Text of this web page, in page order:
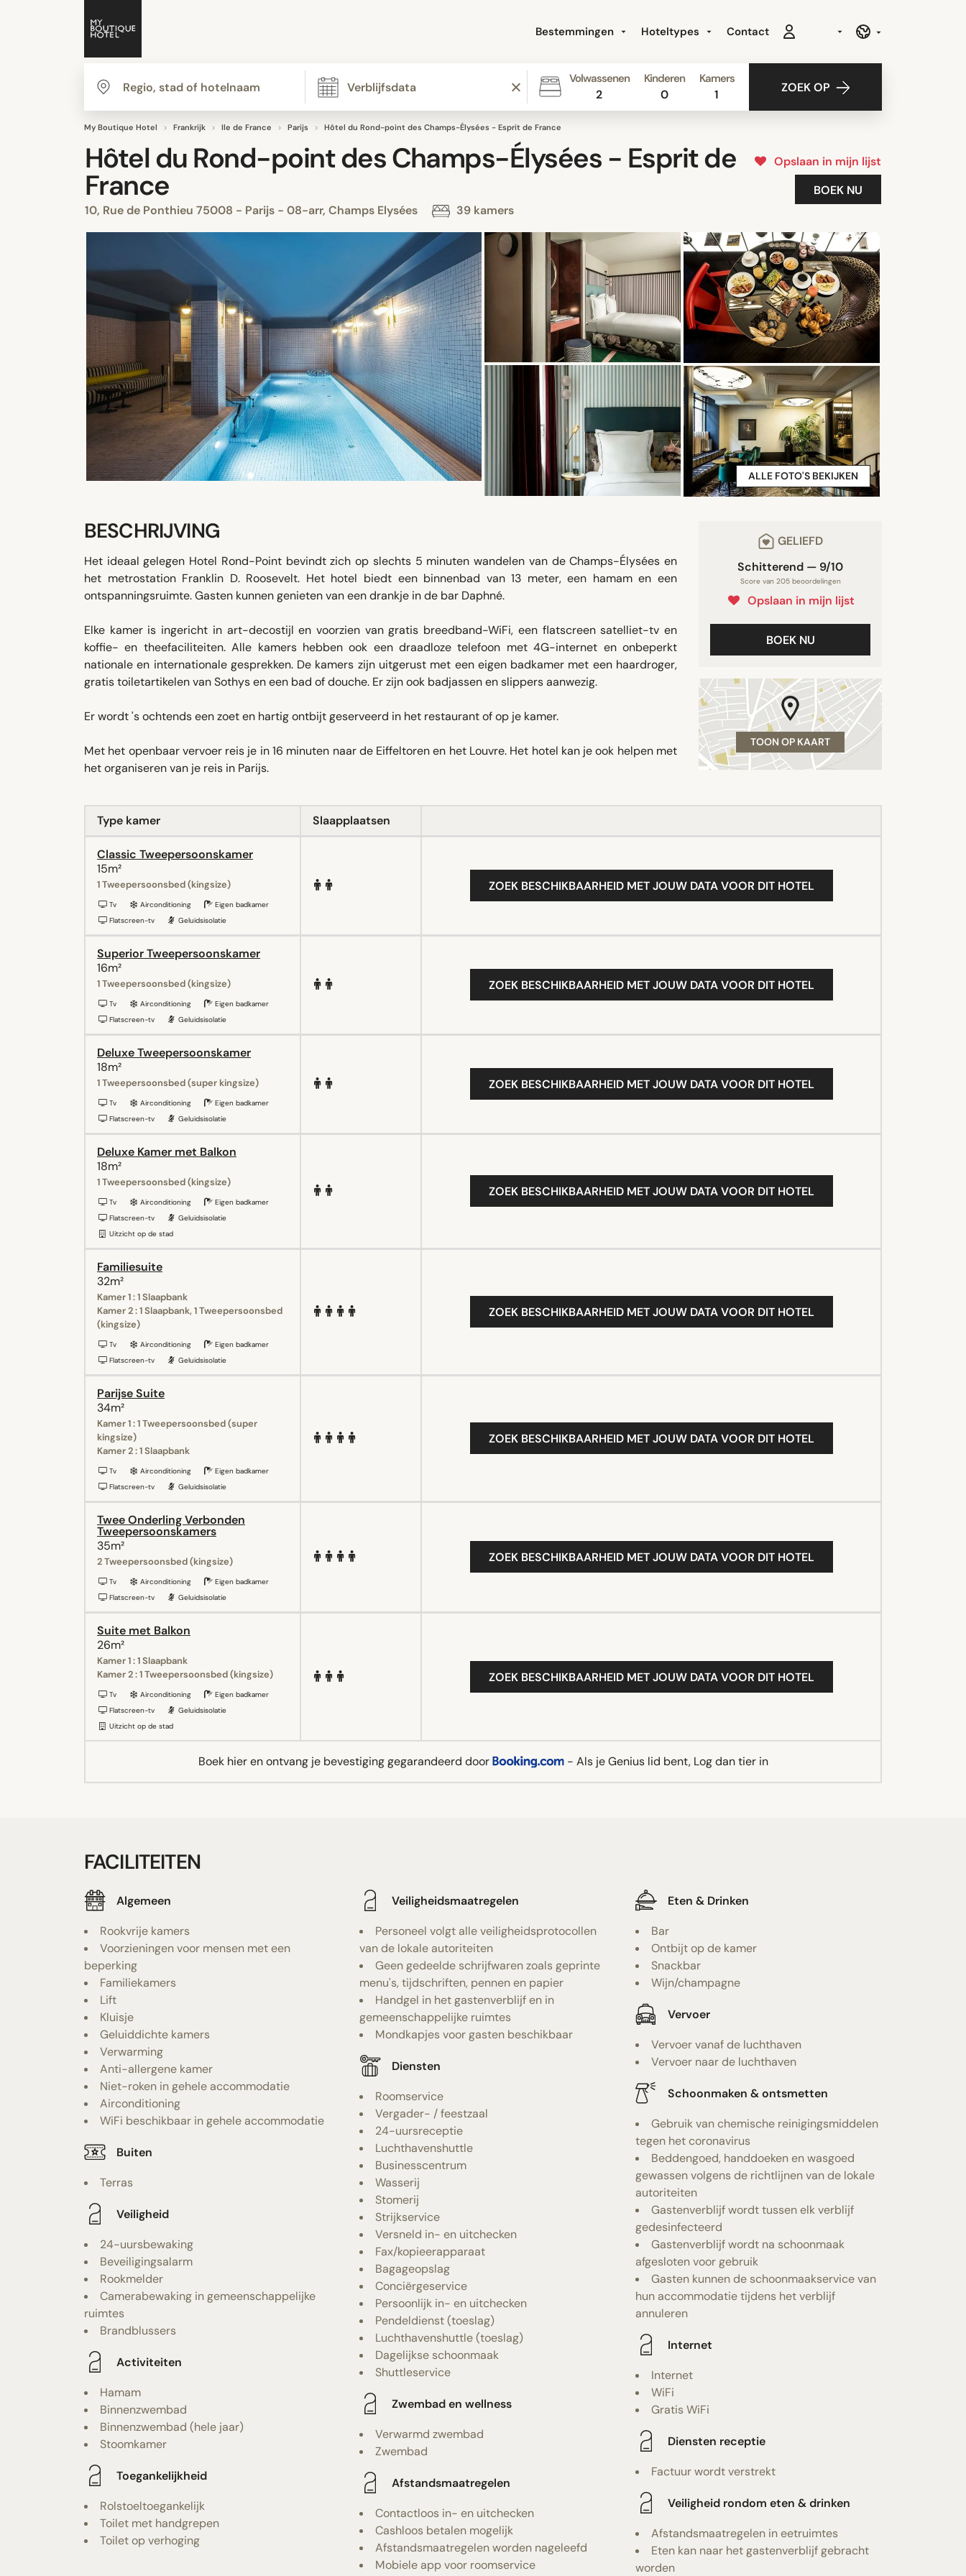
Bestemmingen Hoteltypes Contact
Volwassenen
2
Kinderen
0
Kamers
1 ZOEK OP
My Boutique Hotel Frankrijk Ile de France Parijs Hôtel du Rond-point des Champs-Élysées - Esprit de France
Hôtel du Rond-point des Champs-Élysées - Esprit de
France
10, Rue de Ponthieu 75008 - Parijs - 08-arr, Champs Elysées 39 kamers
Opslaan in mijn lijst
BOEK NU
ALLE FOTO'S BEKIJKEN
GELIEFD
Schitterend — 9/10
Score van 205 beoordelingen
Opslaan in mijn lijst
BOEK NU
TOON OP KAART
BESCHRIJVING
Het ideaal gelegen Hotel Rond-Point bevindt zich op slechts 5 minuten wandelen van de Champs-Élysées en
het metrostation Franklin D. Roosevelt. Het hotel biedt een binnenbad van 13 meter, een hamam en een
ontspanningsruimte. Gasten kunnen genieten van een drankje in de bar Daphné.
Elke kamer is ingericht in art-decostijl en voorzien van gratis breedband-WiFi, een flatscreen satelliet-tv en
koffie- en theefaciliteiten. Alle kamers hebben ook een draadloze telefoon met 4G-internet en onbeperkt
nationale en internationale gesprekken. De kamers zijn uitgerust met een eigen badkamer met een haardroger,
gratis toiletartikelen van Sothys en een bad of douche. Er zijn ook badjassen en slippers aanwezig.
Er wordt 's ochtends een zoet en hartig ontbijt geserveerd in het restaurant of op je kamer.
Met het openbaar vervoer reis je in 16 minuten naar de Eiffeltoren en het Louvre. Het hotel kan je ook helpen met
het organiseren van je reis in Parijs.
Type kamer Slaapplaatsen
Classic Tweepersoonskamer
15m²
1 Tweepersoonsbed (kingsize)
Tv Airconditioning
Eigen badkamer
Flatscreen-tv
Geluidsisolatie
ZOEK BESCHIKBAARHEID MET JOUW DATA VOOR DIT HOTEL
Superior Tweepersoonskamer
16m²
1 Tweepersoonsbed (kingsize)
Tv Airconditioning
Eigen badkamer
Flatscreen-tv
Geluidsisolatie
ZOEK BESCHIKBAARHEID MET JOUW DATA VOOR DIT HOTEL
Deluxe Tweepersoonskamer
18m²
1 Tweepersoonsbed (super kingsize)
Tv Airconditioning
Eigen badkamer
Flatscreen-tv
Geluidsisolatie
ZOEK BESCHIKBAARHEID MET JOUW DATA VOOR DIT HOTEL
Deluxe Kamer met Balkon
18m²
1 Tweepersoonsbed (kingsize)
Tv Airconditioning
Eigen badkamer
Flatscreen-tv
Geluidsisolatie
Uitzicht op de stad
ZOEK BESCHIKBAARHEID MET JOUW DATA VOOR DIT HOTEL
Familiesuite
32m²
Kamer 1 : 1 Slaapbank
Kamer 2 : 1 Slaapbank, 1 Tweepersoonsbed
(kingsize)
Tv Airconditioning
Eigen badkamer
Flatscreen-tv
Geluidsisolatie
ZOEK BESCHIKBAARHEID MET JOUW DATA VOOR DIT HOTEL
Parijse Suite
34m²
Kamer 1 : 1 Tweepersoonsbed (super
kingsize)
Kamer 2 : 1 Slaapbank
Tv Airconditioning
Eigen badkamer
Flatscreen-tv
Geluidsisolatie
ZOEK BESCHIKBAARHEID MET JOUW DATA VOOR DIT HOTEL
Twee Onderling Verbonden
Tweepersoonskamers
35m²
2 Tweepersoonsbed (kingsize)
Tv Airconditioning
Eigen badkamer
Flatscreen-tv
Geluidsisolatie
ZOEK BESCHIKBAARHEID MET JOUW DATA VOOR DIT HOTEL
Suite met Balkon
26m²
Kamer 1 : 1 Slaapbank
Kamer 2 : 1 Tweepersoonsbed (kingsize)
Tv Airconditioning
Eigen badkamer
Flatscreen-tv
Geluidsisolatie
Uitzicht op de stad
ZOEK BESCHIKBAARHEID MET JOUW DATA VOOR DIT HOTEL
Boek hier en ontvang je bevestiging gegarandeerd door - Als je Genius lid bent, Log dan tier in
FACILITEITEN
Algemeen
Rookvrije kamers
Voorzieningen voor mensen met een
beperking
Familiekamers
Lift
Kluisje
Geluiddichte kamers
Verwarming
Anti-allergene kamer
Niet-roken in gehele accommodatie
Airconditioning
WiFi beschikbaar in gehele accommodatie
Buiten
Terras
Veiligheid
24-uursbewaking
Beveiligingsalarm
Rookmelder
Camerabewaking in gemeenschappelijke
ruimtes
Brandblussers
Activiteiten
Hamam
Binnenzwembad
Binnenzwembad (hele jaar)
Stoomkamer
Toegankelijkheid
Rolstoeltoegankelijk
Toilet met handgrepen
Toilet op verhoging
Veiligheidsmaatregelen
Personeel volgt alle veiligheidsprotocollen
van de lokale autoriteiten
Geen gedeelde schrijfwaren zoals geprinte
menu's, tijdschriften, pennen en papier
Handgel in het gastenverblijf en in
gemeenschappelijke ruimtes
Mondkapjes voor gasten beschikbaar
Diensten
Roomservice
Vergader- / feestzaal
24-uursreceptie
Luchthavenshuttle
Businesscentrum
Wasserij
Stomerij
Strijkservice
Versneld in- en uitchecken
Fax/kopieerapparaat
Bagageopslag
Conciërgeservice
Persoonlijk in- en uitchecken
Pendeldienst (toeslag)
Luchthavenshuttle (toeslag)
Dagelijkse schoonmaak
Shuttleservice
Zwembad en wellness
Verwarmd zwembad
Zwembad
Afstandsmaatregelen
Contactloos in- en uitchecken
Cashloos betalen mogelijk
Afstandsmaatregelen worden nageleefd
Mobiele app voor roomservice
Eten & Drinken
Bar
Ontbijt op de kamer
Snackbar
Wijn/champagne
Vervoer
Vervoer vanaf de luchthaven
Vervoer naar de luchthaven
Schoonmaken & ontsmetten
Gebruik van chemische reinigingsmiddelen
tegen het coronavirus
Beddengoed, handdoeken en wasgoed
gewassen volgens de richtlijnen van de lokale
autoriteiten
Gastenverblijf wordt tussen elk verblijf
gedesinfecteerd
Gastenverblijf wordt na schoonmaak
afgesloten voor gebruik
Gasten kunnen de schoonmaakservice van
hun accommodatie tijdens het verblijf
annuleren
Internet
Internet
WiFi
Gratis WiFi
Diensten receptie
Factuur wordt verstrekt
Veiligheid rondom eten & drinken
Afstandsmaatregelen in eetruimtes
Eten kan naar het gastenverblijf gebracht
worden